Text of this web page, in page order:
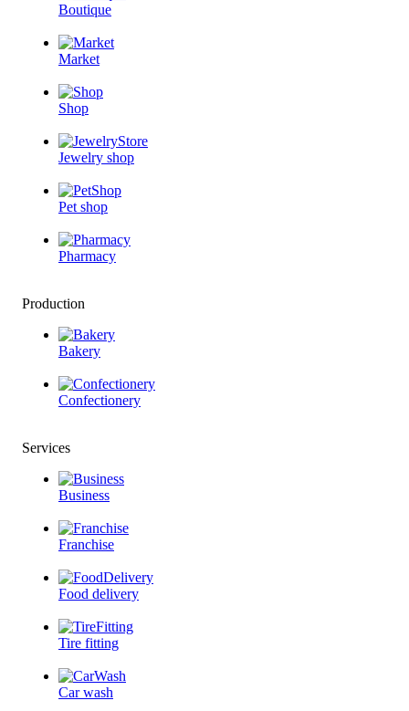
Boutique
Market
Shop
Jewelry shop
Pet shop
Pharmacy
Production
Bakery
Confectionery
Services
Business
Franchise
Food delivery
Tire fitting
Car wash